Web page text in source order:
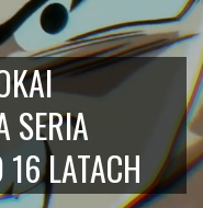
SERIA
LATACH